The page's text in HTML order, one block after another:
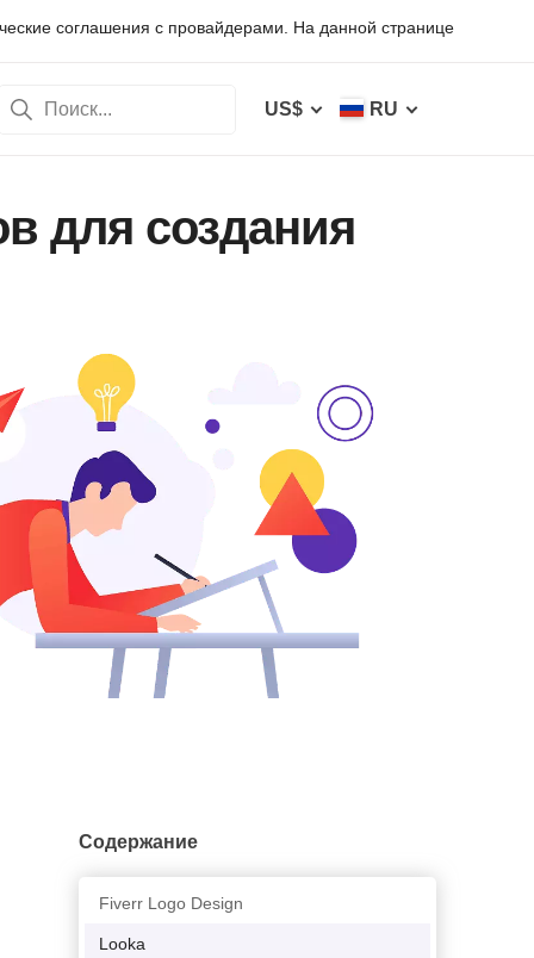
соглашения с провайдерами. На данной странице
US$ RU
для создания
Содержание
Fiverr Logo Design
Looka